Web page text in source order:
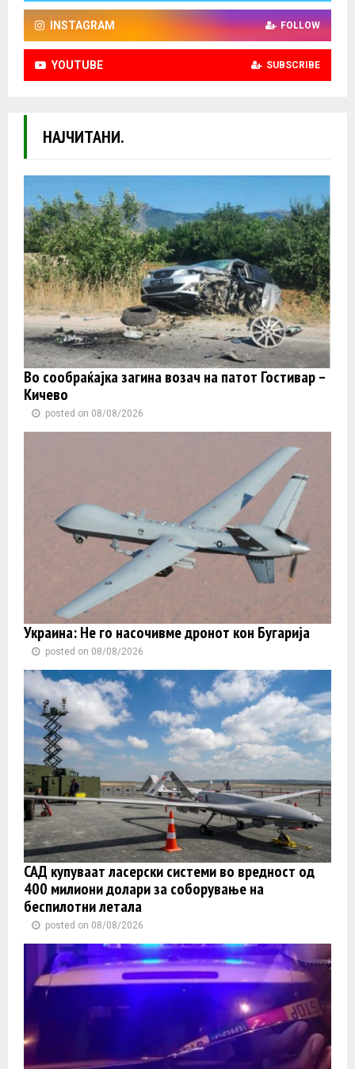
INSTAGRAM FOLLOW
YOUTUBE SUBSCRIBE
НАЈЧИТАНИ.
Во сообраќајка загина возач на патот Гостивар –
Кичево
posted on 08/08/2026
Украина: Не го насочивме дронот кон Бугарија
posted on 08/08/2026
САД купуваат ласерски системи во вредност од
400 милиони долари за соборување на
беспилотни летала
posted on 08/08/2026